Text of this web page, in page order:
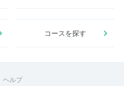
コースを探す
ヘルプ